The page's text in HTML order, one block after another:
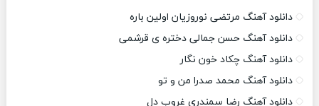
دانلود آهنگ مرتضی نوروزیان اولین باره
دانلود آهنگ حسن جمالی دختره ی قرشمی
دانلود آهنگ چکاد خون نگار
دانلود آهنگ محمد صدرا من و تو
دانلود آهنگ رضا سمندری غروب دل